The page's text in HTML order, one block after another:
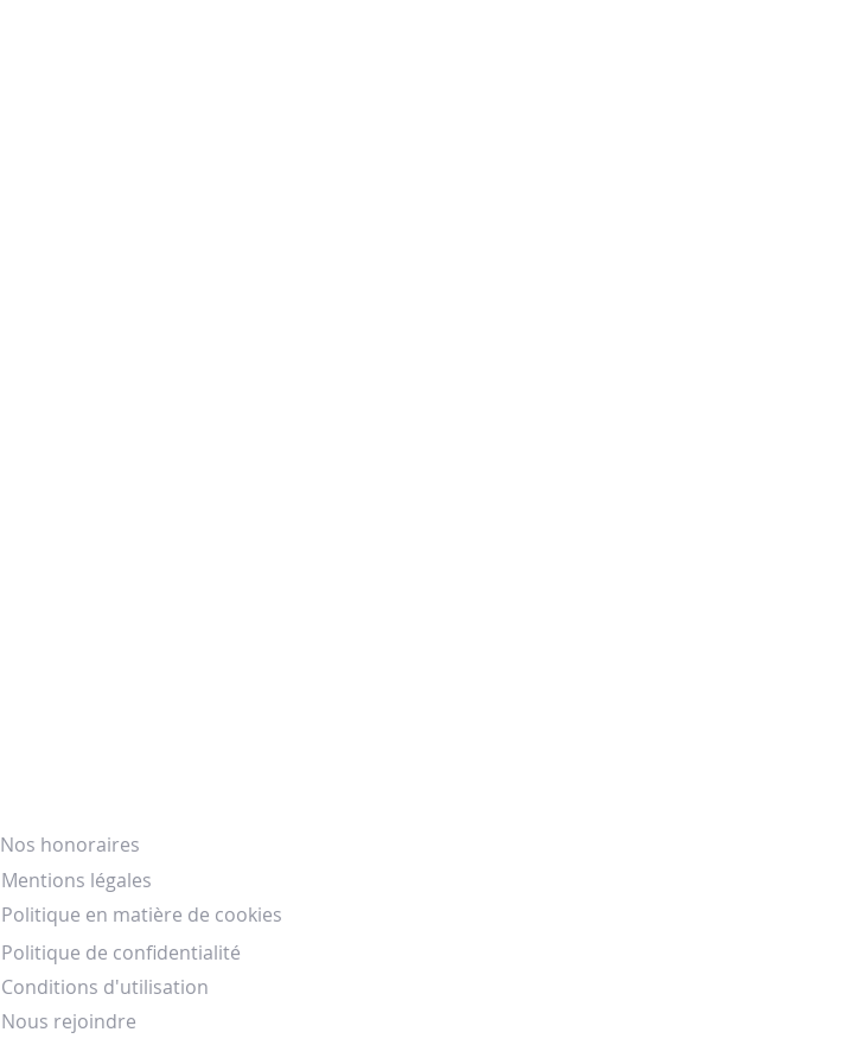
Nos honoraires
Mentions légales
Politique en matière de cookies
Politique de confidentialité
Conditions d'utilisation
Nous rejoindre